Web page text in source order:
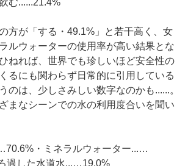
む......21.4%
方が「する・49.1%」と若干高く、女
ルウォーターの使用率が高い結果とな
ねれば、世界でも珍しいほど安全性の
るにも関わらず日常的に引用している
のは、少しさみしい数字なのかも......。
まなシーンでの水の利用度合いを聞い
・ミネラルウォーター...…
過した水道水...…19.0%